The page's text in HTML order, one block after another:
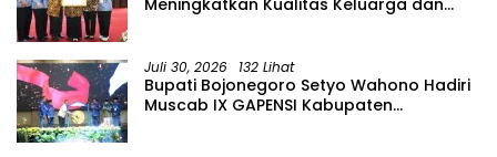
Meningkatkan Kualitas Keluarga dan
Juli 30, 2026 132 Lihat
Bupati Bojonegoro Setyo Wahono Hadiri
Muscab IX GAPENSI Kabupaten